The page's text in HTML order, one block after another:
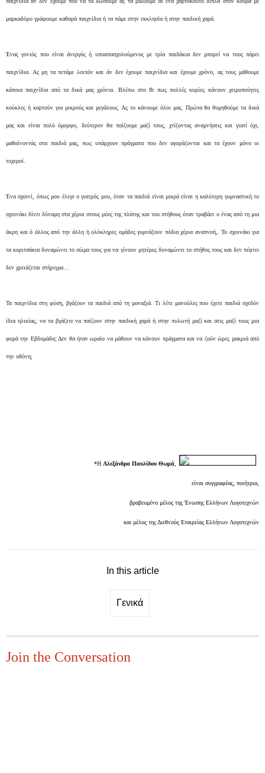
μαρκαδόρο γράφουμε καθαρά παιχνίδια ή τα πάμε στην εκκλησία ή στην παιδική χαρά.
Ένας γονιός που είναι άνεργός ή υποαπασχολούμενος με τρία παιδάκια δεν μπορεί να τους πάρει
παιχνίδια. Ας μη τα πετάμε λοιπόν και άν δεν έχουμε παιχνίδια και έχουμε χρόνο, ας τους μάθουμε
κάποια παιχνίδια από τα δικά μας χρόνια. Βλέπω στο fb πως πολλές κυρίες κάνουν χειροποίητες
κούκλες ή καρτούν για μικρούς και μεγάλους. Ας το κάνουμε όλοι μας. Πρώτα θα θυμηθούμε τα δικά
μας και είναι πολύ όμορφο, δεύτερον θα παίζουμε μαζί τους, χτίζοντας αναμνήσεις και γιατί όχι,
μαθαίνοντάς στα παιδιά μας, πως υπάρχουν πράγματα που δεν αγοράζονται και τα έχουν μόνο οι
τυχεροί.
Ένα σχοινί, όπως μου έλεγε ο γιατρός μου, όταν τα παιδιά είναι μικρά είναι η καλύτερη γυμναστική το
σχοινάκι δίνει δύναμη στα χέρια στους μύες της πλάτης και του στήθους όταν τραβάει ο ένας από τη μια
άκρη και ό άλλος από την άλλη ή ολόκληρες ομάδες γυμνάζουν πόδια χέρια αναπνοή,. Το σχοινάκι για
τα κοριτσάκια δυναμώνει το σώμα τους για να γίνουν μητέρες δυναμώνει το στήθος τους και δεν πέφτει
δεν χρειάζεται στήριγμα…
Τα παιχνίδια στη φύση, βγάζουν τα παιδιά από τη μοναξιά. Τι λέτε μανούλες που έχετε παιδιά σχεδόν
ίδια ηλικίας, να τα βγάζετε να παίζουν στην παιδική χαρά ή στην πυλωτή μαζί και σεις μαζί τους μια
φορά την Εβδομάδα; Δεν θα ήταν ωραίο να μάθουν να κάνουν πράγματα και να ζούν ώρες μακριά από
την οθόνη;
*H Αλεξάνδρα Παυλίδου Θωμά
είναι συγγραφέας, ποιήτρια,
βραβευμένο μέλος της Ένωσης Ελλήνων Λογοτεχνών
και μέλος της Διεθνoύς Εταιρείας Ελλήνων Λογοτεχνών
In this article
Γενικά
Join the Conversation